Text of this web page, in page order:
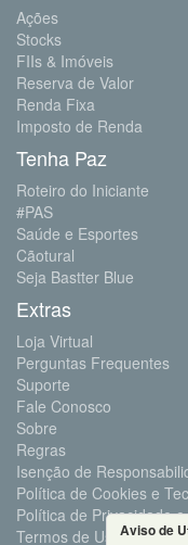
Ações
Stocks
FIIs & Imóveis
Reserva de Valor
Renda Fixa
Imposto de Renda
Tenha Paz
Roteiro do Iniciante
#PAS
Saúde e Esportes
Cãotural
Seja Bastter Blue
Extras
Loja Virtual
Perguntas Frequentes
Suporte
Fale Conosco
Sobre
Regras
Isenção de
Política de Cookies e
Política de Privacidade
Termos de UsoAviso de